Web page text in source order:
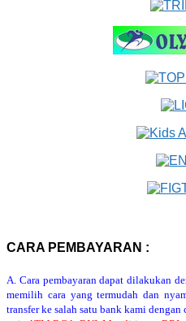
CARA PEMBAYARAN :
A. Cara pembayaran dapat dilakukan
memilih cara yang termudah dan
transfer ke salah satu bank kami dengan